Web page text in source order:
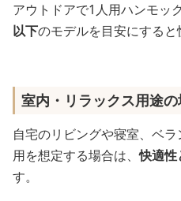
アウトドアで1人用ハンモッ
以下のモデルを目安にすると
室内・リラックス用途
自宅のリビングや寝室、ベ
用を想定する場合は、快適性
す。